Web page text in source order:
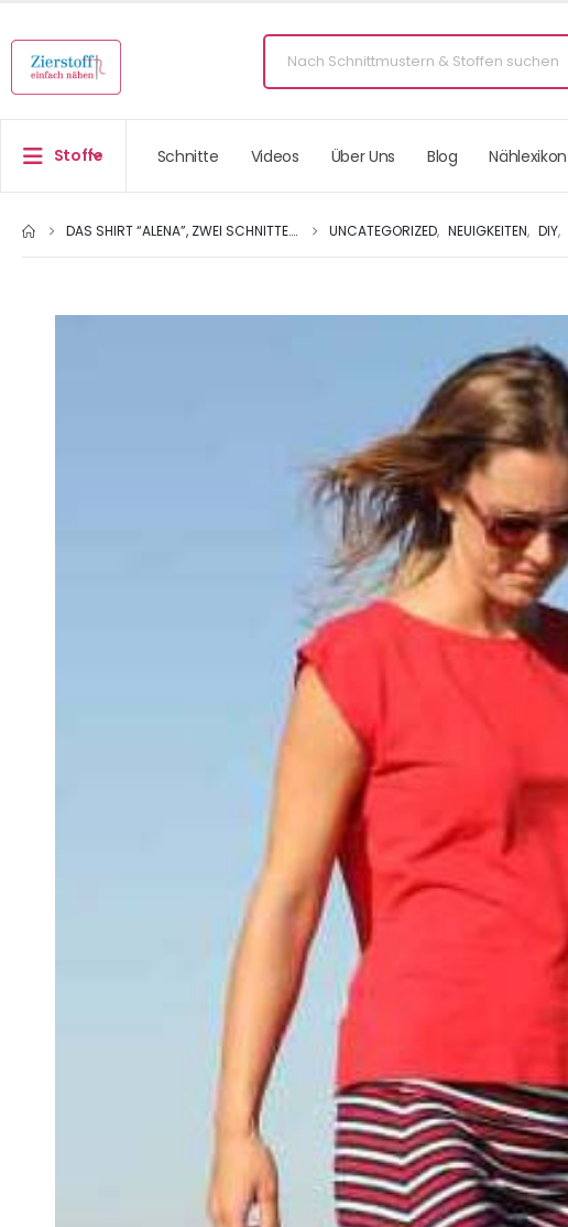
Stoffe Schnitte Videos Über Uns Blog Nählexikon
DAS SHIRT “ALENA”, ZWEI SCHNITTE…. UNCATEGORIZED, NEUIGKEITEN, DIY,